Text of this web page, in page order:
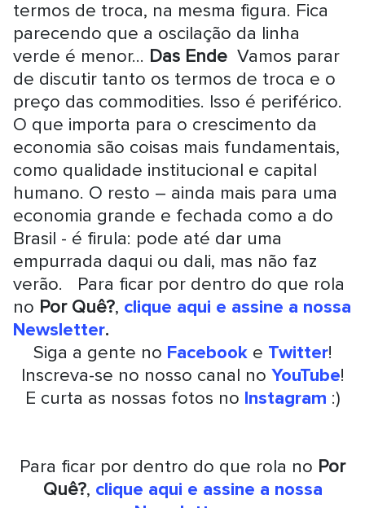
termos de troca, na mesma figura. Fica
parecendo que a oscilação da linha
verde é menor... Das Ende Vamos parar
de discutir tanto os termos de troca e o
preço das commodities. Isso é periférico.
O que importa para o crescimento da
economia são coisas mais fundamentais,
como qualidade institucional e capital
humano. O resto – ainda mais para uma
economia grande e fechada como a do
Brasil - é firula: pode até dar uma
empurrada daqui ou dali, mas não faz
verão. Para ficar por dentro do que rola
no Por Quê?, clique aqui e assine a nossa
Newsletter.
Siga a gente no Facebooke Twitter!
Inscreva-se no nosso canal no YouTube!
E curta as nossas fotos no Instagram :)
Para ficar por dentro do que rola no Por
Quê?, clique aqui e assine a nossa